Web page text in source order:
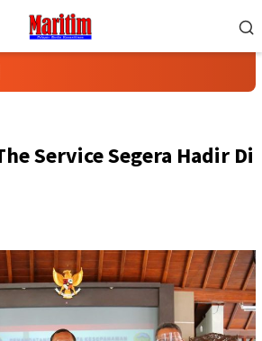
Service Segera Hadir Di